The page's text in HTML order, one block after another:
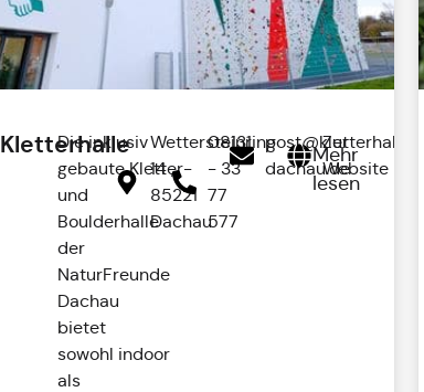
Kletterhalle
Die inklusiv
gebaute Kletter-
und
Boulderhalle
der
NaturFreunde
Dachau
bietet
sowohl indoor
als
Wettersteinring
14 ,
85221
Dachau
08131
- 33
77
577
post@kletterhalle-
dachau.de
Zur
Website
Mehr
lesen